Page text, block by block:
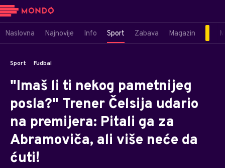
Naslovna Najnovije Info Sport Zabava Magazin
Sport Fudbal
"Imaš li ti nekog pametnijeg
posla?" Trener Čelsija udario
na premijera: Pitali ga za
Abramoviča, ali više neće da
ćuti!